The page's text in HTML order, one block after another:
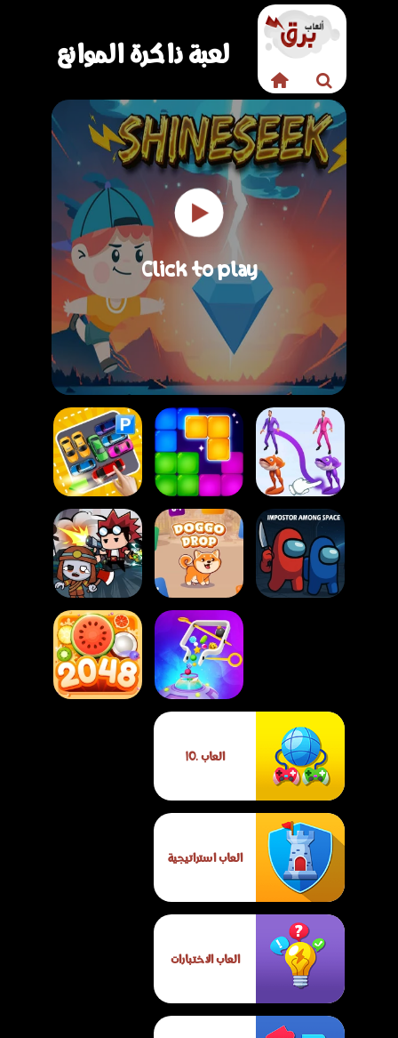
لعبة ذاكرة الموانع
Click to play
لعبة الزحام الكبير
لعبة الأهداف
المتتالية
لعبة معركة البشر ضد
الأسماك
لعبة البقاء في الحرب
الأخيرة
لعبة دوغو دروب
الفضاء
العاب .IO
العاب استراتيجية
العاب الاختبارات